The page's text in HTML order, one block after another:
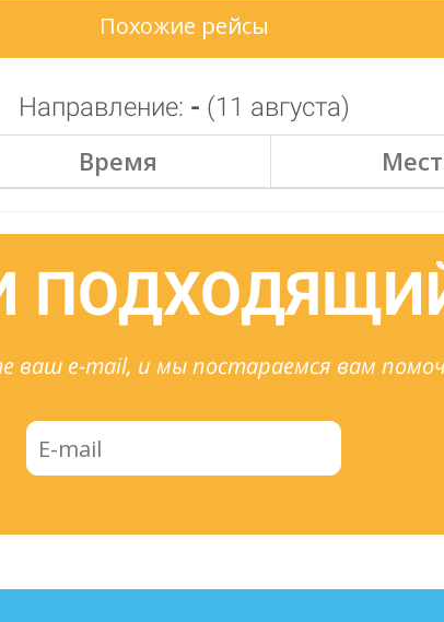
Похожие рейсы
Направление: - (11 августа)
Время
ваш e-mail, и мы постараемся вам